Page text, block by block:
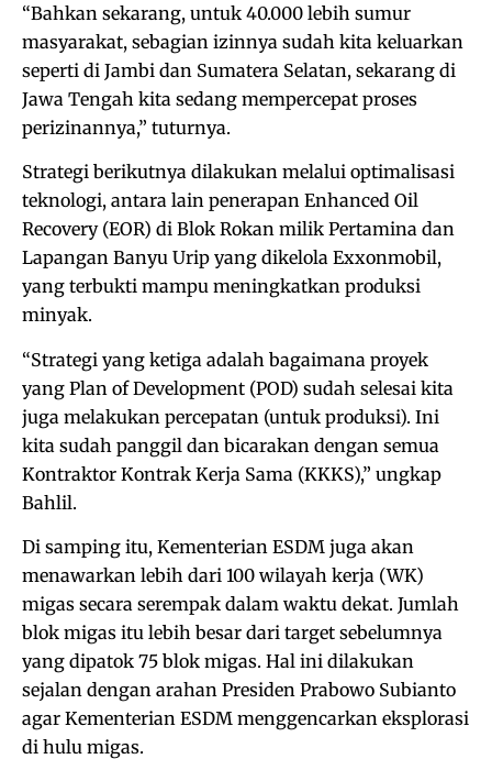
“Bahkan sekarang, untuk 40.000 lebih sumur
masyarakat, sebagian izinnya sudah kita keluarkan
seperti di Jambi dan Sumatera Selatan, sekarang di
Jawa Tengah kita sedang mempercepat proses
perizinannya,” tuturnya.
Strategi berikutnya dilakukan melalui optimalisasi
teknologi, antara lain penerapan Enhanced Oil
Recovery (EOR) di Blok Rokan milik Pertamina dan
Lapangan Banyu Urip yang dikelola Exxonmobil,
yang terbukti mampu meningkatkan produksi
minyak.
“Strategi yang ketiga adalah bagaimana proyek
yang Plan of Development (POD) sudah selesai kita
juga melakukan percepatan (untuk produksi). Ini
kita sudah panggil dan bicarakan dengan semua
Kontraktor Kontrak Kerja Sama (KKKS),” ungkap
Bahlil.
Di samping itu, Kementerian ESDM juga akan
menawarkan lebih dari 100 wilayah kerja (WK)
migas secara serempak dalam waktu dekat. Jumlah
blok migas itu lebih besar dari target sebelumnya
yang dipatok 75 blok migas. Hal ini dilakukan
sejalan dengan arahan Presiden Prabowo Subianto
agar Kementerian ESDM menggencarkan eksplorasi
di hulu migas.